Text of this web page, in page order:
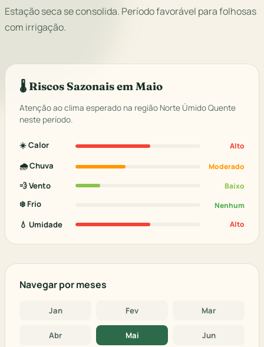
Estação seca se consolida. Período favorável para folhosas
com irrigação.
🌡️ Riscos Sazonais em Maio
Atenção ao clima esperado na região Norte Úmido Quente
neste período.
☀️ Calor Alto
🌧️ Chuva Moderado
💨 Vento Baixo
❄️ Frio Nenhum
💧 Umidade Alto
Navegar por meses
Jan Fev Mar
Abr Mai Jun